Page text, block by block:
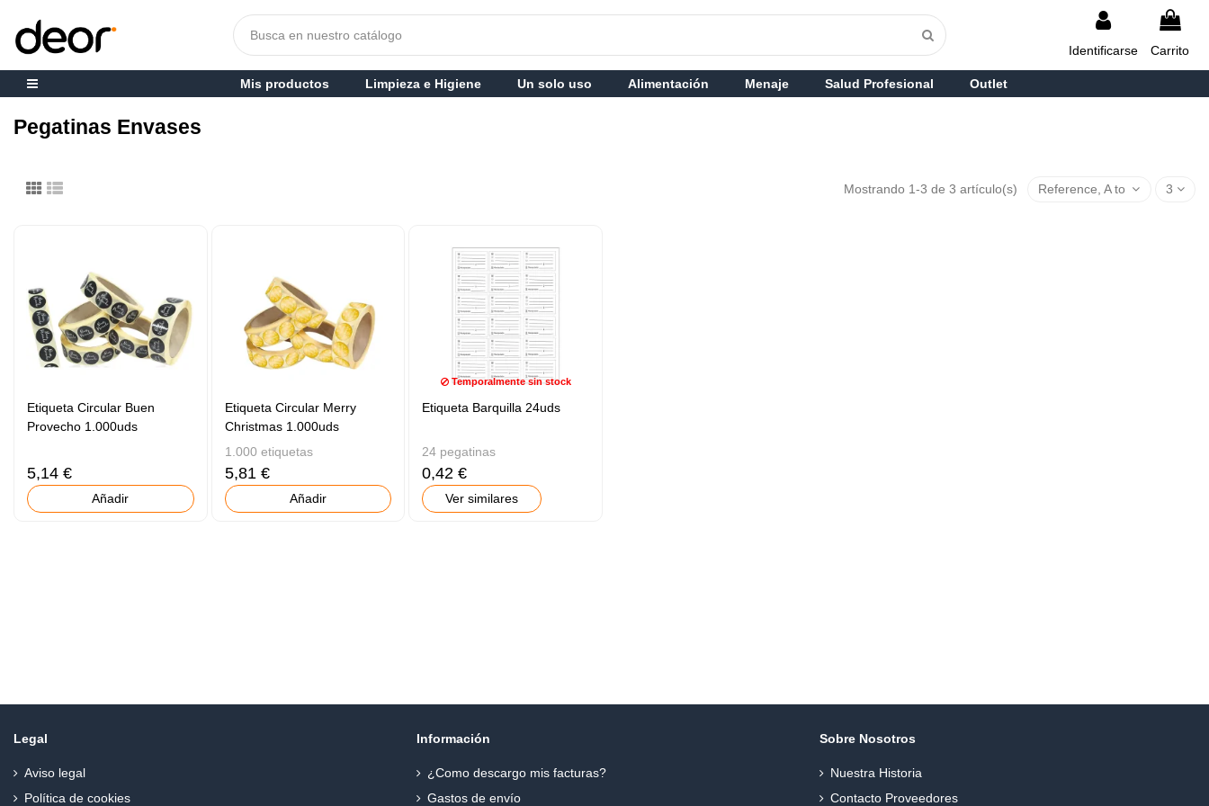
Identificarse Carrito
Mis productos Limpieza e Higiene Un solo uso Alimentación Menaje Salud Profesional Outlet
Pegatinas Envases
Mostrando 1-3 de 3 artículo(s) Reference, A to Z 3
Etiqueta Circular Buen
Provecho 1.000uds
5,14 €
Añadir
Etiqueta Circular Merry
Christmas 1.000uds
1.000 etiquetas
5,81 €
Añadir
Temporalmente sin stock
Etiqueta Barquilla 24uds
24 pegatinas
0,42 €
Ver similares
Legal
Aviso legal
Política de cookies
Información
¿Como descargo mis facturas?
Gastos de envío
Sobre Nosotros
Nuestra Historia
Contacto Proveedores